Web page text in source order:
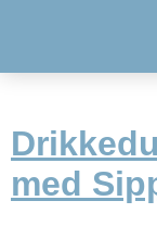
med